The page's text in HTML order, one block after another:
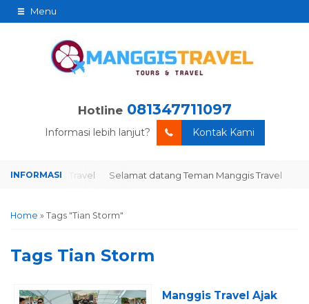
Menu
Hotline 081347711097
Informasi lebih lanjut? Kontak Kami
Manggis Travel Selamat datang Teman Manggis Travel
Home » Tags "Tian Storm"
Tags Tian Storm
Manggis Travel Ajak